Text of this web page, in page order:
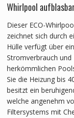
Whirlpool
Dieser ECO-
zeichnet sich durch
Hülle verfügt über
Stromverbrauch und
herkömmlichen
Sie die Heizung bis
besitzt ein
welche angenehm
Filtersystems mit